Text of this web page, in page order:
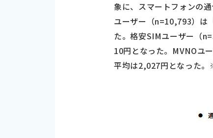
象に、スマートフォンの
ユーザー（n=10,793）は
た。格安SIMユーザー（
10円となった。MVNOユ
平均は2,027円となった